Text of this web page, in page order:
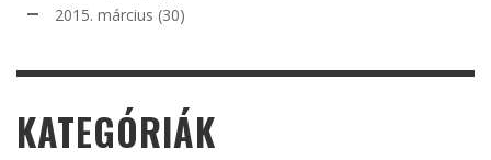
2015. március (30)
KATEGÓRIÁK